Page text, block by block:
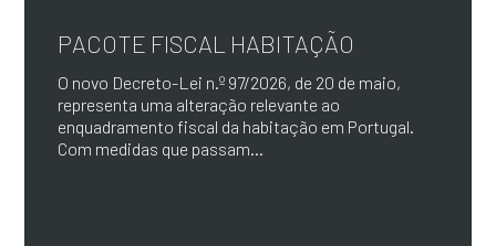
PACOTE FISCAL HABITAÇÃO
O novo Decreto-Lei n.º 97/2026, de 20 de maio,
representa uma alteração relevante ao
enquadramento fiscal da habitação em Portugal.
Com medidas que passam...